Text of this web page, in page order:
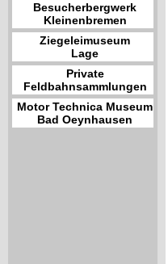
Besucherbergwerk
Kleinenbremen
Ziegeleimuseum
Lage
Private
Feldbahnsammlungen
Motor Technica Museum
Bad Oeynhausen